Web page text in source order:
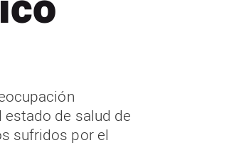
de salud de
sufridos por el